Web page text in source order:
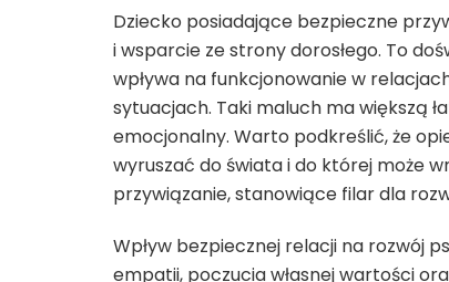
Dziecko posiadające bezpieczne
i wsparcie ze strony dorosłego. To
wpływa na funkcjonowanie w
sytuacjach. Taki maluch ma większą
emocjonalny. Warto podkreślić, że
wyruszać do świata i do której może
przywiązanie, stanowiące filar dla
Wpływ bezpiecznej relacji na rozwój
empatii, poczucia własnej wartości